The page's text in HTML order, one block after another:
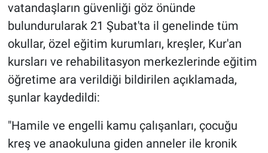
vatandaşların güvenliği göz önünde
bulundurularak 21 Şubat'ta il genelinde tüm
okullar, özel eğitim kurumları, kreşler, Kur'an
kursları ve rehabilitasyon merkezlerinde eğitim
öğretime ara verildiği bildirilen açıklamada,
şunlar kaydedildi:
"Hamile ve engelli kamu çalışanları, çocuğu
kreş ve anaokuluna giden anneler ile kronik